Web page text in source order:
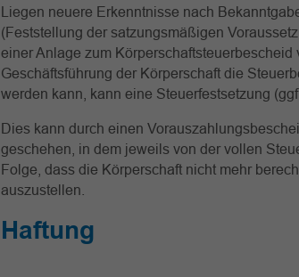
Liegen neuere Erkenntnisse nach
(Feststellung der satzungsmäßigen
einer Anlage zum Körperschaftsteuerbescheid
Geschäftsführung der Körperschaft die
werden kann, kann eine Steuerfestsetzung
Dies kann durch einen
geschehen, in dem jeweils von der vollen
Folge, dass die Körperschaft nicht mehr
auszustellen.
Haftung